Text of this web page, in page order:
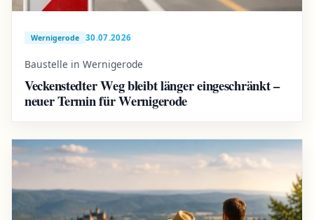
Wernigerode 30.07.2026
Baustelle in Wernigerode
Veckenstedter Weg bleibt länger eingeschränkt –
neuer Termin für Wernigerode